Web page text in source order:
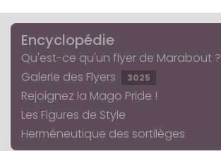
Encyclopédie
Qu'est-ce qu'un flyer de Marabout ?
Galerie des Flyers
3025
Rejoignez la Mago Pride !
Les Figures de Style
Herméneutique des sortilèges